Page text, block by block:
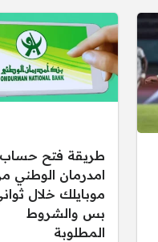
طريقة فتح حساب
امدرمان الوطني
موبايلك خلال
بس والشروط
المطلوبة